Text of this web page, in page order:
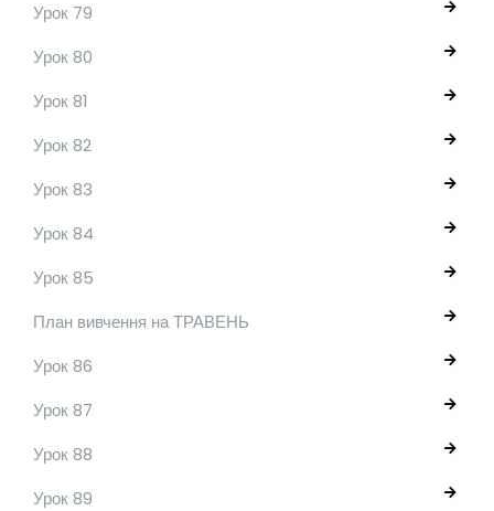
Урок 79
Урок 80
Урок 81
Урок 82
Урок 83
Урок 84
Урок 85
План вивчення на ТРАВЕНЬ
Урок 86
Урок 87
Урок 88
Урок 89